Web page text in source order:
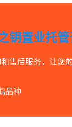
钥置业托管
售后服务，让您
品种